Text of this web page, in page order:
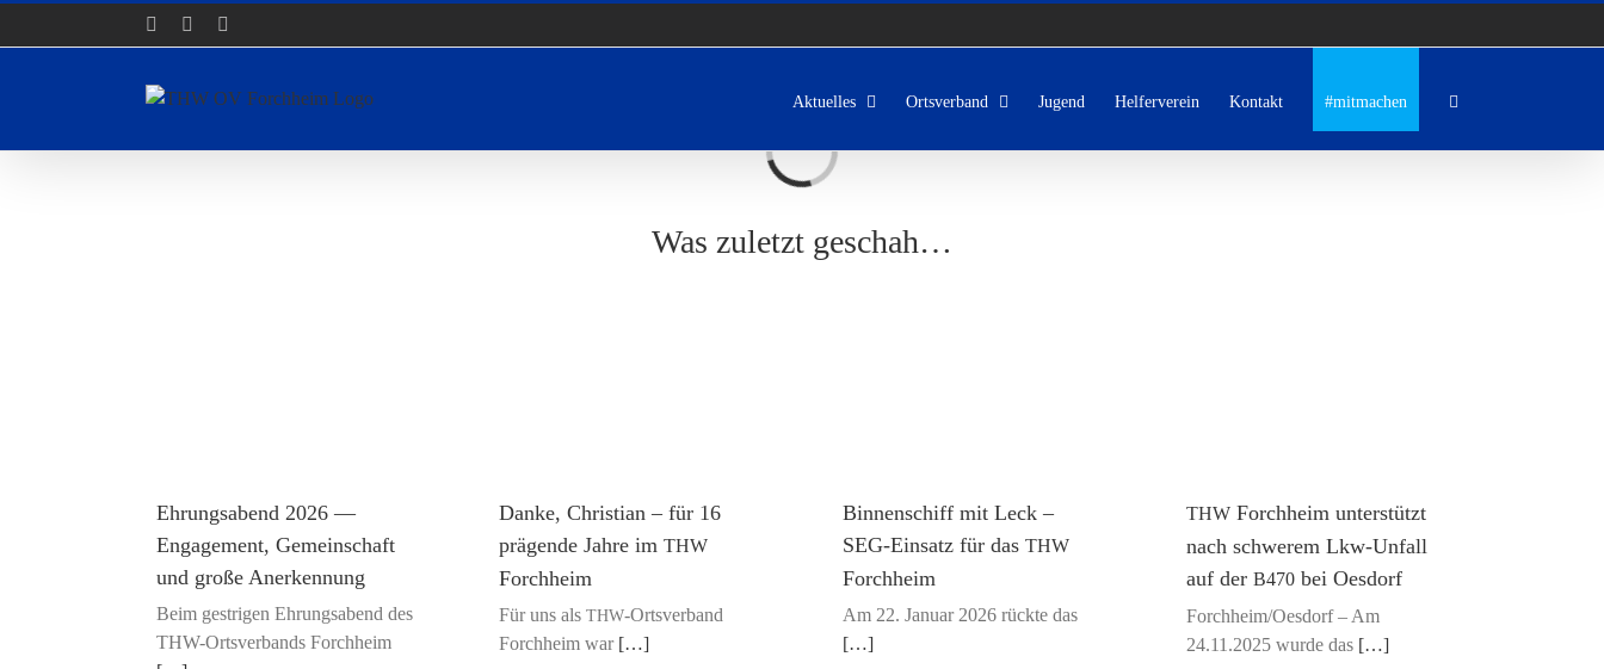
FacebookInstagram
Aktuelles Ortsverband Jugend Helferverein Kontakt #mitmachen
Laden...
Was zuletzt geschah…
Ehrungsabend 2026 —
Engagement, Gemeinschaft
und große Anerkennung
Beim gest­ri­gen Ehrungs­abend des
THW-Orts­ver­bands Forch­heim
Danke, Christian – für 16
prägende Jahre imTHW
Forchheim
Für uns alsTHW‑Ortsverband
Forch­heim war[…]
Binnenschiff mit Leck –
SEG-Einsatz für das THW
Forchheim
Am 22. Janu­ar 2026 rück­te das
[…]
THWForchheim unterstützt
nach schwerem Lkw-Unfall
auf der B470bei Oesdorf
Forchheim/Oesdorf – Am
24.11.2025 wur­de das[…]